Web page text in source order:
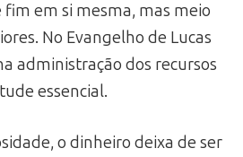
em si mesma, mas meio
No Evangelho de Lucas
administração dos recursos
essencial.
o dinheiro deixa de ser